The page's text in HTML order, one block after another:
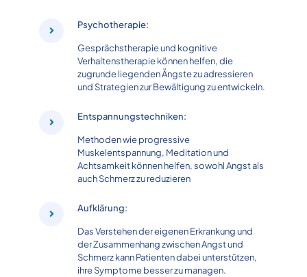
Psychotherapie:
Gesprächstherapie und kognitive
Verhaltenstherapie können helfen, die
zugrunde liegenden Ängste zu adressieren
und Strategien zur Bewältigung zu entwickeln.
Entspannungstechniken:
Methoden wie progressive
Muskelentspannung, Meditation und
Achtsamkeit können helfen, sowohl Angst als
auch Schmerz zu reduzieren
Aufklärung:
Das Verstehen der eigenen Erkrankung und
der Zusammenhang zwischen Angst und
Schmerz kann Patienten dabei unterstützen,
ihre Symptome besser zu managen.